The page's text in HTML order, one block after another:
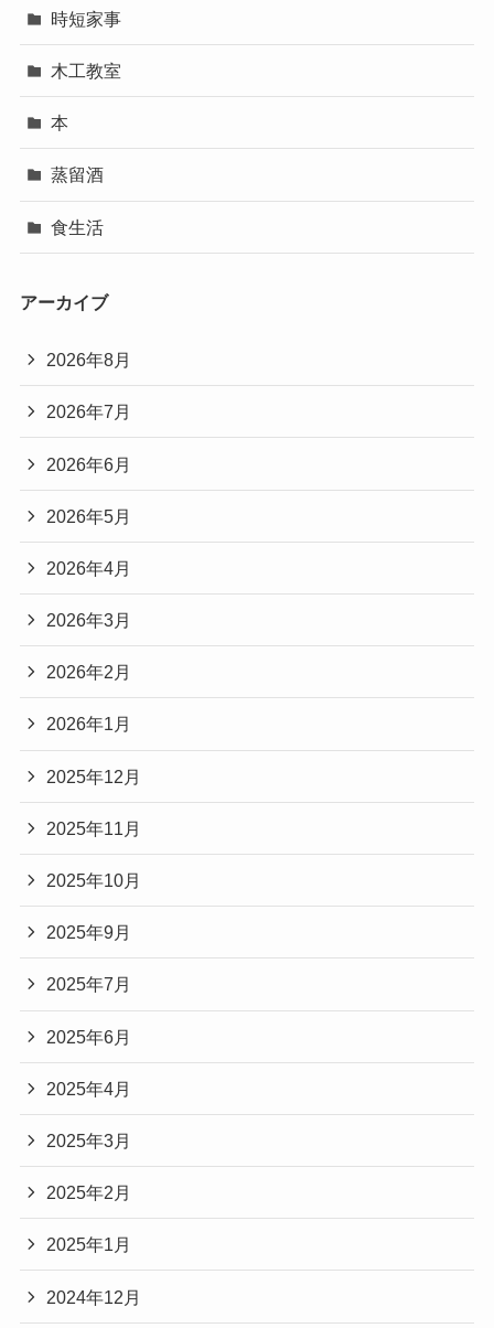
時短家事
木工教室
本
蒸留酒
食生活
アーカイブ
2026年8月
2026年7月
2026年6月
2026年5月
2026年4月
2026年3月
2026年2月
2026年1月
2025年12月
2025年11月
2025年10月
2025年9月
2025年7月
2025年6月
2025年4月
2025年3月
2025年2月
2025年1月
2024年12月